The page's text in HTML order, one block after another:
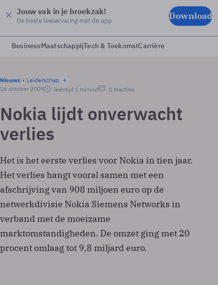
Jouw vak in je broekzak!
De beste leeservaring met de app Download
BusinessMaatschappijTech & ToekomstCarrière
Nieuws
Leiderschap
16 oktober 2009
leestijd 1 minuut 0 reacties
Nokia lijdt onverwacht
verlies
Het is het eerste verlies voor Nokia in tien jaar.
Het verlies hangt vooral samen met een
afschrijving van 908 miljoen euro op de
netwerkdivisie Nokia Siemens Networks in
verband met de moeizame
marktomstandigheden. De omzet ging met 20
procent omlaag tot 9,8 miljard euro.